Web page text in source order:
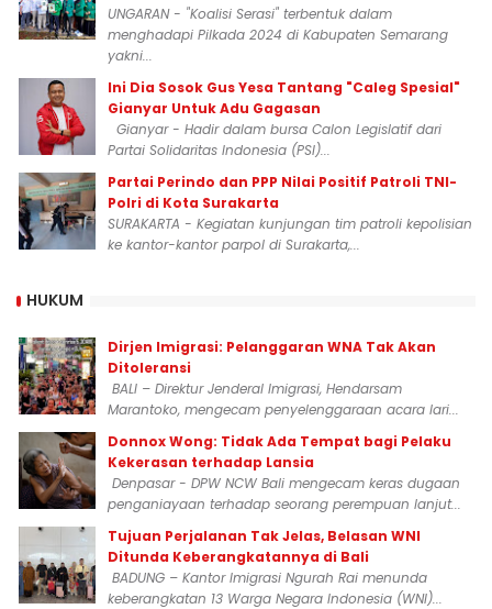
UNGARAN - "Koalisi Serasi" terbentuk dalam
menghadapi Pilkada 2024 di Kabupaten Semarang
yakni...
Ini Dia Sosok Gus Yesa Tantang "Caleg Spesial"
Gianyar Untuk Adu Gagasan
Gianyar - Hadir dalam bursa Calon Legislatif dari
Partai Solidaritas Indonesia (PSI)...
Partai Perindo dan PPP Nilai Positif Patroli TNI-
Polri di Kota Surakarta
SURAKARTA - Kegiatan kunjungan tim patroli kepolisian
ke kantor-kantor parpol di Surakarta,...
HUKUM
Dirjen Imigrasi: Pelanggaran WNA Tak Akan
Ditoleransi
BALI – Direktur Jenderal Imigrasi, Hendarsam
Marantoko, mengecam penyelenggaraan acara lari...
Donnox Wong: Tidak Ada Tempat bagi Pelaku
Kekerasan terhadap Lansia
Denpasar - DPW NCW Bali mengecam keras dugaan
penganiayaan terhadap seorang perempuan lanjut...
Tujuan Perjalanan Tak Jelas, Belasan WNI
Ditunda Keberangkatannya di Bali
BADUNG – Kantor Imigrasi Ngurah Rai menunda
keberangkatan 13 Warga Negara Indonesia (WNI)...